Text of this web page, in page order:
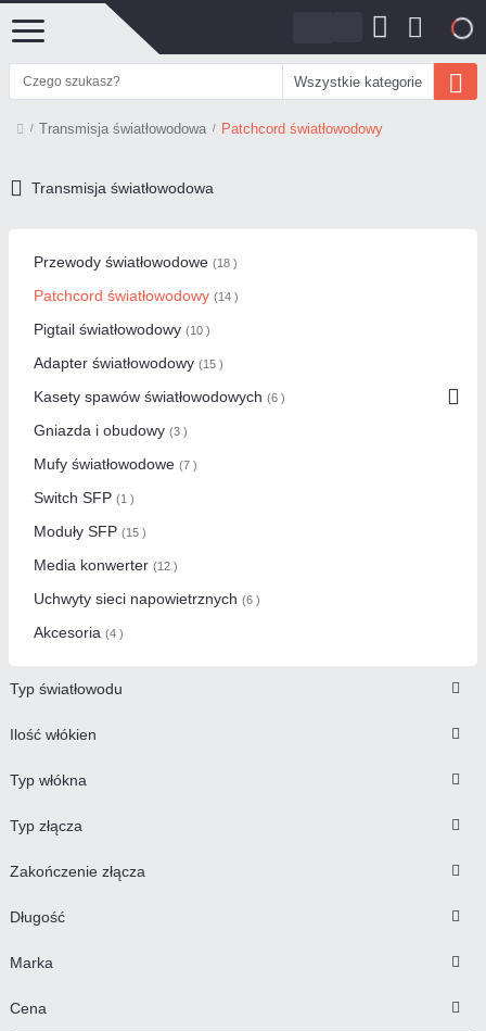
0
Wszystkie kategorie
Transmisja światłowodowa Patchcord światłowodowy
Transmisja światłowodowa
Przewody światłowodowe (18 )
Patchcord światłowodowy (14 )
Pigtail światłowodowy (10 )
Adapter światłowodowy (15 )
Kasety spawów światłowodowych (6 )
Gniazda i obudowy (3 )
Mufy światłowodowe (7 )
Switch SFP (1 )
Moduły SFP (15 )
Media konwerter (12 )
Uchwyty sieci napowietrznych (6 )
Akcesoria (4 )
Typ światłowodu
Ilość włókien
Typ włókna
Typ złącza
Zakończenie złącza
Długość
Marka
Cena